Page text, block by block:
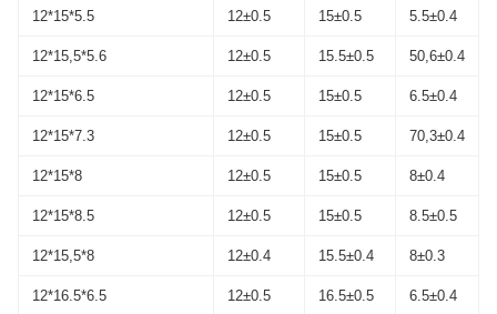
12*15*5.5 12±0.5 15±0.5 5.5±0.4
12*15,5*5.6 12±0.5 15.5±0.5 50,6±0.4
12*15*6.5 12±0.5 15±0.5 6.5±0.4
12*15*7.3 12±0.5 15±0.5 70,3±0.4
12*15*8 12±0.5 15±0.5 8±0.4
12*15*8.5 12±0.5 15±0.5 8.5±0.5
12*15,5*8 12±0.4 15.5±0.4 8±0.3
12*16.5*6.5 12±0.5 16.5±0.5 6.5±0.4